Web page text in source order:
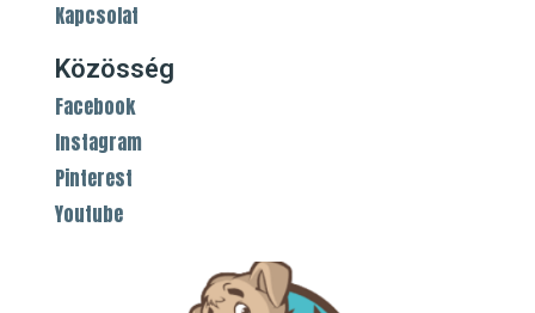
Kapcsolat
Közösség
Facebook
Instagram
Pinterest
Youtube